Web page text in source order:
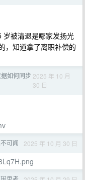
岁被清退是哪家发扬光
，知道拿了离职补偿的
如何同步 2025 年 10 月
30 日
可闻 2025 年 10 月 30 日